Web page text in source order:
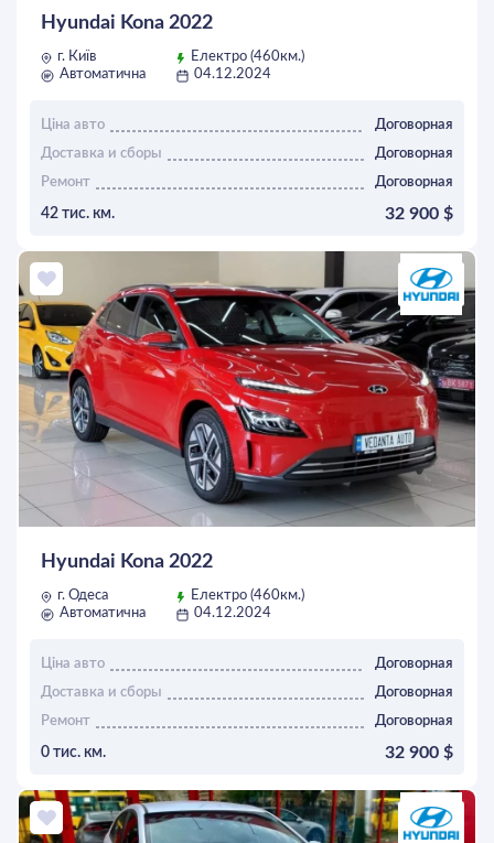
Hyundai Kona 2022
г. Київ
Електро (460км.)
Автоматична
04.12.2024
Ціна авто
Договорная
Доставка и сборы
Договорная
Ремонт
Договорная
42 тис. км. 32 900 $
Hyundai Kona 2022
г. Одеса
Електро (460км.)
Автоматична
04.12.2024
Ціна авто
Договорная
Доставка и сборы
Договорная
Ремонт
Договорная
0 тис. км. 32 900 $
ОСТАВИТЬ ЗАЯВКУ